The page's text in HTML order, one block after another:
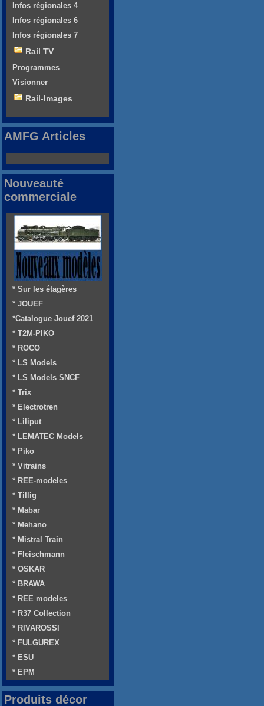
Infos régionales 4
Infos régionales 6
Infos régionales 7
Rail TV
Programmes
Visionner
Rail-Images
AMFG Articles
Nouveauté
commerciale
* Sur les étagères
* JOUEF
*Catalogue Jouef 2021
* T2M-PIKO
* ROCO
* LS Models
* LS Models SNCF
* Trix
* Electrotren
* Liliput
* LEMATEC Models
* Piko
* Vitrains
* REE-modeles
* Tillig
* Mabar
* Mehano
* Mistral Train
* Fleischmann
* OSKAR
* BRAWA
* REE modeles
* R37 Collection
* RIVAROSSI
* FULGUREX
* ESU
* EPM
Produits décor